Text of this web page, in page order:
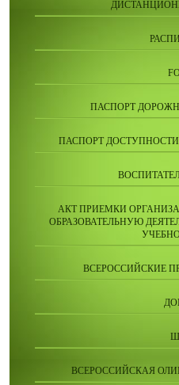
ПАСПОРТ
ПАСПОРТ
АКТ ПРИЕМКИ
ОБРАЗОВАТЕЛЬНУЮ
ВСЕРОССИЙСКИЕ
ВСЕРОССИЙСКАЯ